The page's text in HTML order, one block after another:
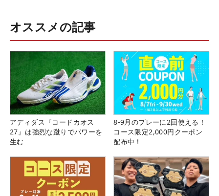
オススメの記事
アディダス『コードカオス
27』は強烈な蹴りでパワーを
生む
8-9月のプレーに2回使える！
コース限定2,000円クーポン
配布中！